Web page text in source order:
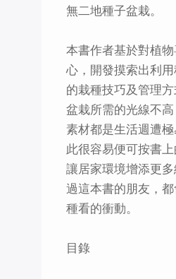
無二地種子盆栽。
本書作者基於對植
心，開發摸索出利
的栽種技巧及管理
盆栽所需的光線不
素材都是生活週遭
此很容易便可按書上
讓居家環境增添更
過這本書的朋友，
種看的衝動。
目錄